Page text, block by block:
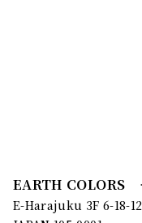
EARTH COLORS
E-Harajuku 3F 6-18-